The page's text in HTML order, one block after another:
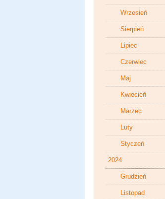
Wrzesień
Sierpień
Lipiec
Czerwiec
Maj
Kwiecień
Marzec
Luty
Styczeń
2024
Grudzień
Listopad